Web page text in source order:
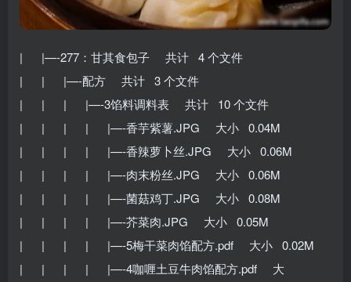
| |—-277：甘其食包子 共计 4 个文件
| | |—-配方 共计 3 个文件
| | | |—-3馅料调料表 共计 10 个文件
| | | | |—-香芋紫薯.JPG 大小 0.04M
| | | | |—-香辣萝卜丝.JPG 大小 0.06M
| | | | |—-肉末粉丝.JPG 大小 0.06M
| | | | |—-菌菇鸡丁.JPG 大小 0.08M
| | | | |—-芥菜肉.JPG 大小 0.05M
| | | | |—-5梅干菜肉馅配方.pdf 大小 0.02M
| | | | |—-4咖喱土豆牛肉馅配方.pdf 大